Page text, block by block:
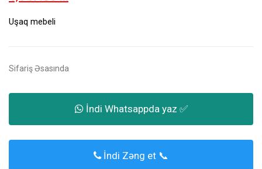
Uşaq mebeli
Sifariş Əsasında
İndi Whatsappda yaz ✅
İndi Zəng et 📞